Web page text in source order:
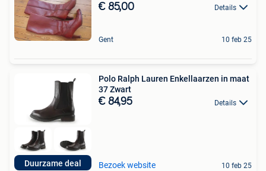
€ 85,00 Details
Gent 10 feb 25
Duurzame deal
Polo Ralph Lauren Enkellaarzen in maat
37 Zwart
€ 84,95 Details
Bezoek website 10 feb 25